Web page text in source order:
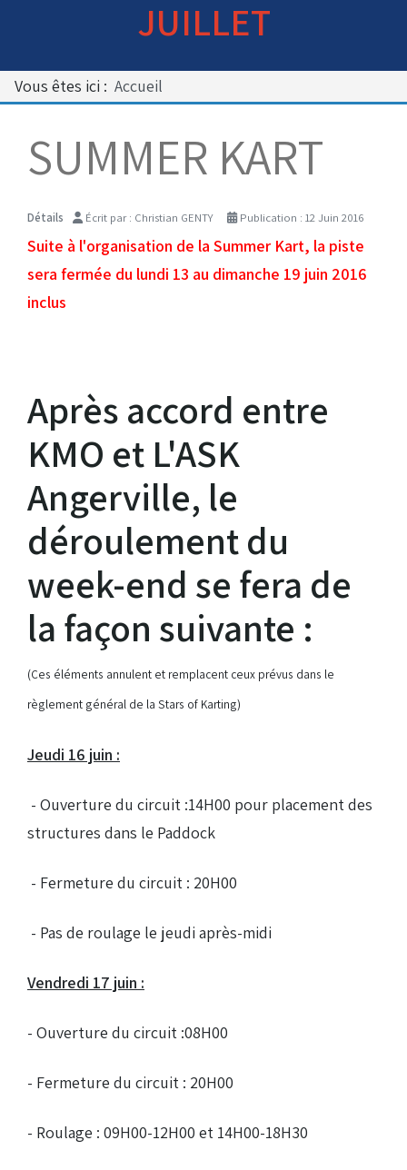
JUILLET
Vous êtes ici : Accueil
SUMMER KART
Détails Écrit par : Christian GENTY Publication : 12 Juin 2016
Suite à l'organisation de la Summer Kart, la piste
sera fermée du lundi 13 au dimanche 19 juin 2016
inclus
Après accord entre
KMO et L'ASK
Angerville, le
déroulement du
week-end se fera de
la façon suivante :
(Ces éléments annulent et remplacent ceux prévus dans le
règlement général de la Stars of Karting)
Jeudi 16 juin :
- Ouverture du circuit :14H00 pour placement des
structures dans le Paddock
- Fermeture du circuit : 20H00
- Pas de roulage le jeudi après-midi
Vendredi 17 juin :
- Ouverture du circuit :08H00
- Fermeture du circuit : 20H00
- Roulage : 09H00-12H00 et 14H00-18H30
Les 50 ans du club
Vue aérienne
Accès au circuit
Horaires d'ouverture
Homologation circuit